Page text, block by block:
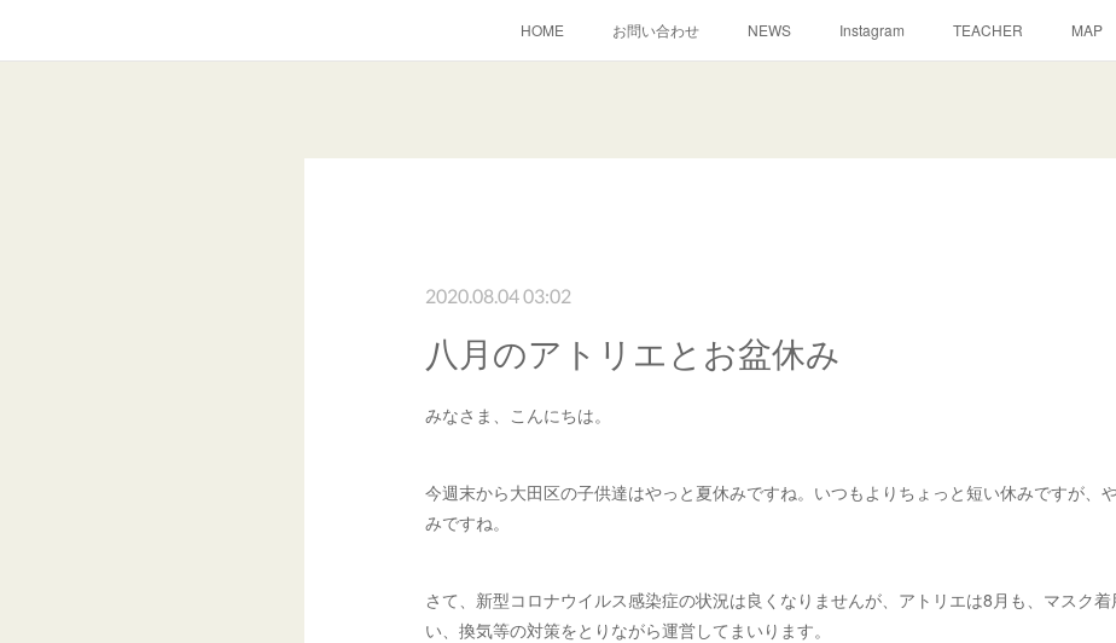
HOME お問い合わせ NEWS Instagram TEACHER MAP
2020.08.04 03:02
八月のアトリエとお盆休み
みなさま、こんにちは。
今週末から大田区の子供達はやっと夏休みですね。いつもよりちょっと短い休みですが、
みですね。
さて、新型コロナウイルス感染症の状況は良くなりませんが、アトリエは8月も、マスク
い、換気等の対策をとりながら運営してまいります。